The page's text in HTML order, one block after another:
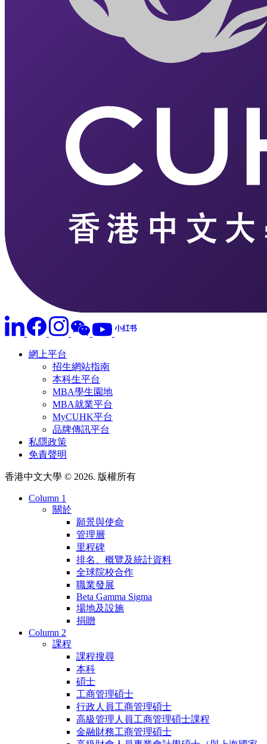
網上平台
招生網站指南
本科生平台
MBA學生園地
MBA就業平台
MyCUHK平台
品牌傳訊平台
私隱政策
免責聲明
香港中文大學 © 2026. 版權所有
Column 1
關於
願景與使命
管理層
里程碑
排名、概覽及統計資料
全球院校合作
職業發展
Beta Gamma Sigma
場地及設施
捐贈
Column 2
課程
課程搜尋
本科
碩士
工商管理碩士
行政人員工商管理碩士
高級管理人員工商管理碩士課程
金融財務工商管理碩士